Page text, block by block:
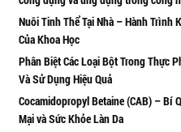
Nuôi Tinh Thể Tại Nhà – Hành Trình
Của Khoa Học
Phân Biệt Các Loại Bột Trong Thực
Và Sử Dụng Hiệu Quả
Cocamidopropyl Betaine (CAB) – Bí
Mại và Sức Khỏe Làn Da